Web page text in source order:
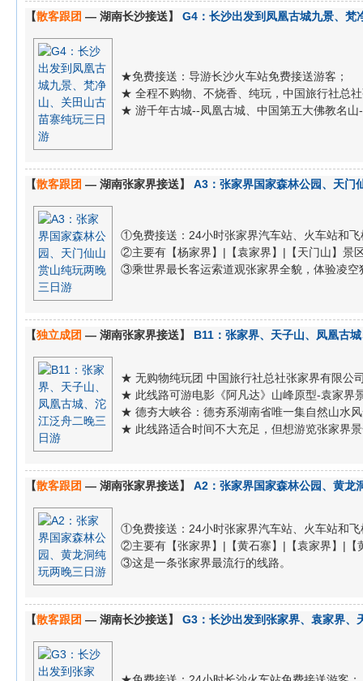
【散客跟团 — 湖南长沙接送】 G4：长沙出发到凤凰古城九景、梵
★免费接送：导游长沙火车站免费接送游客；
★ 全程不购物、不烧香、纯玩，中国旅行社总
★ 游千年古城--凤凰古城、中国第五大佛教名
【散客跟团 — 湖南张家界接送】 A3：张家界国家森林公园、天门
①免费接送：24小时张家界汽车站、火车站和飞
②主要有【杨家界】|【袁家界】|【天门山】景
③乘世界最长客运索道观张家界全貌，体验凌空
【独立成团 — 湖南张家界接送】 B11：张家界、天子山、凤凰古
★ 无购物纯玩团 中国旅行社总社张家界有限公
★ 此线路可游电影《阿凡达》山峰原型-袁家界
★ 德夯大峡谷：德夯系湖南省唯一集自然山水
★ 此线路适合时间不大充足，但想游览张家界
【散客跟团 — 湖南张家界接送】 A2：张家界国家森林公园、黄龙
①免费接送：24小时张家界汽车站、火车站和飞
②主要有【张家界】|【黄石寨】|【袁家界】|【
③这是一条张家界最流行的线路。
【散客跟团 — 湖南长沙接送】 G3：长沙出发到张家界、袁家界、